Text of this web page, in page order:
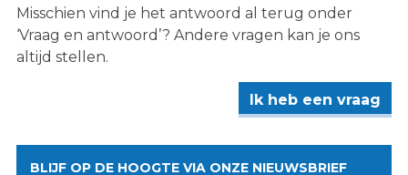
Misschien vind je het antwoord al terug onder
‘Vraag en antwoord’? Andere vragen kan je ons
altijd stellen.
Ik heb een vraag
BLIJF OP DE HOOGTE VIA ONZE NIEUWSBRIEF